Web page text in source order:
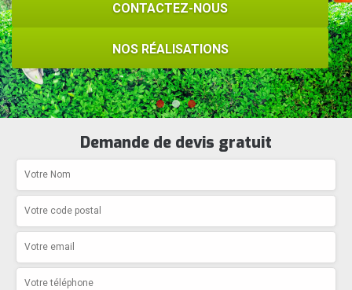
CONTACTEZ-NOUS
NOS RÉALISATIONS
Demande de devis gratuit